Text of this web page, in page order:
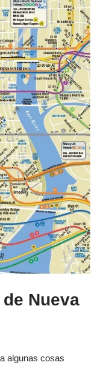
Nueva
algunas cosas